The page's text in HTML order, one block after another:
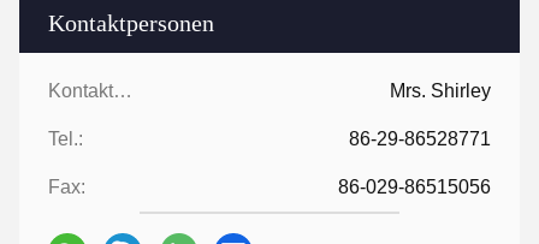
Kontaktpersonen
Kontaktpersonen: Mrs. Shirley
Tel.: 86-29-86528771
Fax: 86-029-86515056